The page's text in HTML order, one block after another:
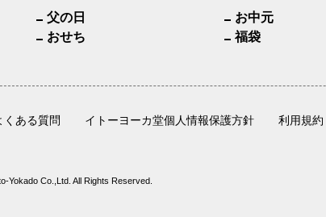
父の日
お中元
おせち
福袋
くある質問 イトーヨーカ堂個人情報保護方針 利用規約
Yokado Co.,Ltd. All Rights Reserved.